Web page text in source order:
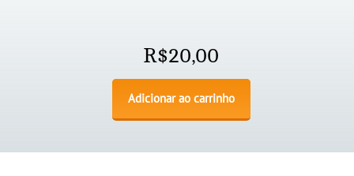
R$20,00
Adicionar ao carrinho